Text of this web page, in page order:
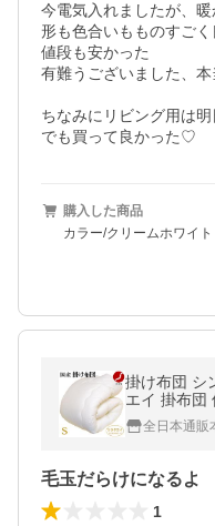
今電気入れましたが、暖
形も色合いもものすごく
値段も安かった
有難うございました、
ちなみにリビング用は
でも買って良かった♡
購入した商品
カラー/クリームホワイト
掛け布団 シ
エイ 掛布団
ダニ
人 フロンテ
全日本通販
毛玉だらけになるよ
1